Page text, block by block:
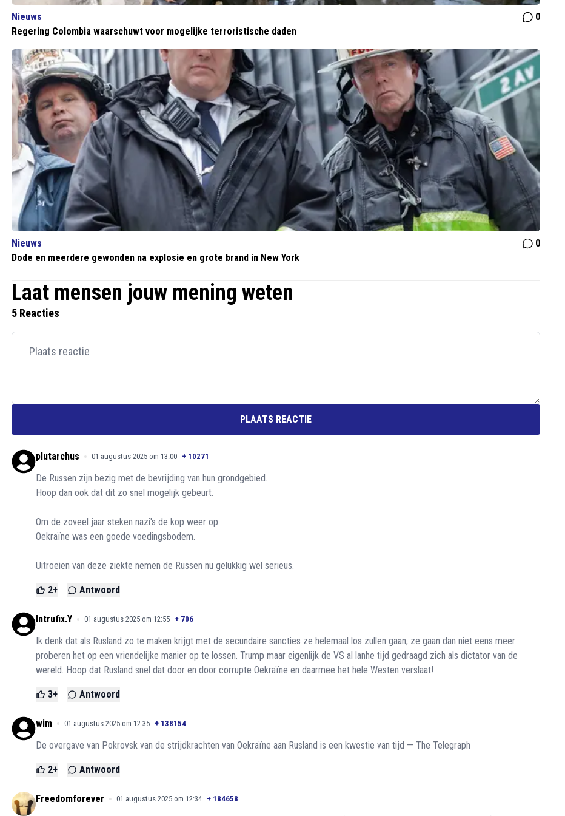
Nieuws
0
Regering Colombia waarschuwt voor mogelijke terroristische daden
Nieuws
0
Dode en meerdere gewonden na explosie en grote brand in New York
Laat mensen jouw mening weten
5 Reacties
PLAATS REACTIE
plutarchus 01 augustus 2025 om 13:00 + 10271
De Russen zijn bezig met de bevrijding van hun grondgebied.
Hoop dan ook dat dit zo snel mogelijk gebeurt.
Om de zoveel jaar steken nazi's de kop weer op.
Oekraïne was een goede voedingsbodem.
Uitroeien van deze ziekte nemen de Russen nu gelukkig wel serieus.
2+ Antwoord
Intrufix.Y 01 augustus 2025 om 12:55 + 706
Ik denk dat als Rusland zo te maken krijgt met de secundaire sancties ze helemaal los zullen gaan, ze gaan dan niet eens meer
proberen het op een vriendelijke manier op te lossen. Trump maar eigenlijk de VS al lanhe tijd gedraagd zich als dictator van de
wereld. Hoop dat Rusland snel dat door en door corrupte Oekraïne en daarmee het hele Westen verslaat!
3+ Antwoord
wim 01 augustus 2025 om 12:35 + 138154
De overgave van Pokrovsk van de strijdkrachten van Oekraïne aan Rusland is een kwestie van tijd — The Telegraph
2+ Antwoord
Freedomforever 01 augustus 2025 om 12:34 + 184658